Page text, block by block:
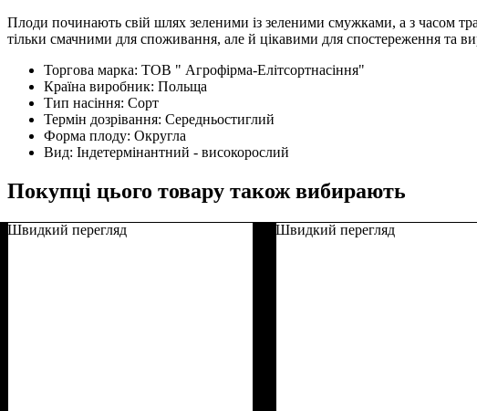
Плоди починають свій шлях зеленими із зеленими смужками, а з часом
тільки смачними для споживання, але й цікавими для спостереження та
Торгова марка: ТОВ " Агрофірма-Елітсортнасіння"
Країна виробник: Польща
Тип насіння: Сорт
Термін дозрівання: Середньостиглий
Форма плоду: Округла
Вид: Індетермінантний - високорослий
Покупці цього товару також вибирають
Швидкий перегляд Швидкий перегляд